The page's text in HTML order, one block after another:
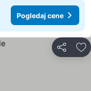
Pogledaj cene
Deli